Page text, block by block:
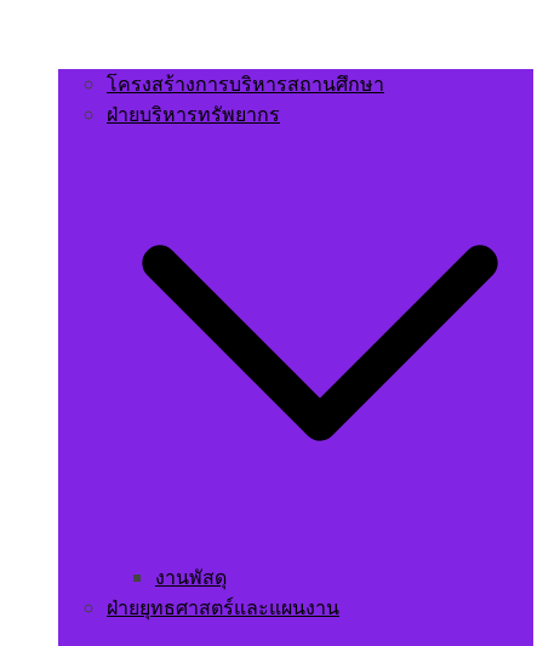
โครงสร้างการบริหารสถานศึกษา
ฝ่ายบริหารทรัพยากร
งานพัสดุ
ฝ่ายยุทธศาสตร์และแผนงาน